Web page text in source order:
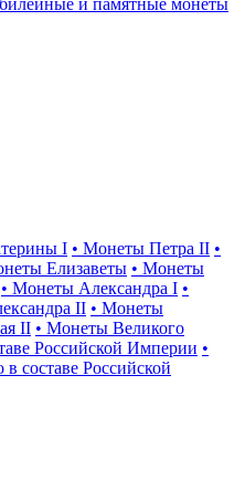
I • Монеты Петра II •
Елизаветы • Монеты
• Монеты Александра I •
II • Монеты
II • Монеты Великого
Российской Империи •
составе Российской